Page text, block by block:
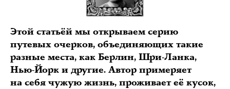
Этой статьёй мы открываем серию
путевых очерков, объединяющих такие
разные места, как Берлин, Шри-Ланка,
Нью-Йорк и другие. Автор примеряет
на себя чужую жизнь, проживает её кусок,